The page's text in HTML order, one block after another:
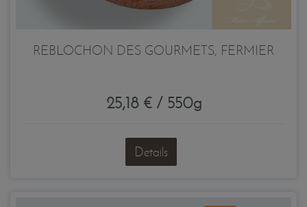
REBLOCHON DES GOURMETS, FERMIER
25,18 € / 550g
Details